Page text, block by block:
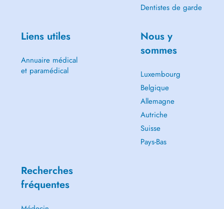
Dentistes de garde
Liens utiles
Annuaire médical
et paramédical
Nous y
sommes
Luxembourg
Belgique
Allemagne
Autriche
Suisse
Pays-Bas
Recherches
fréquentes